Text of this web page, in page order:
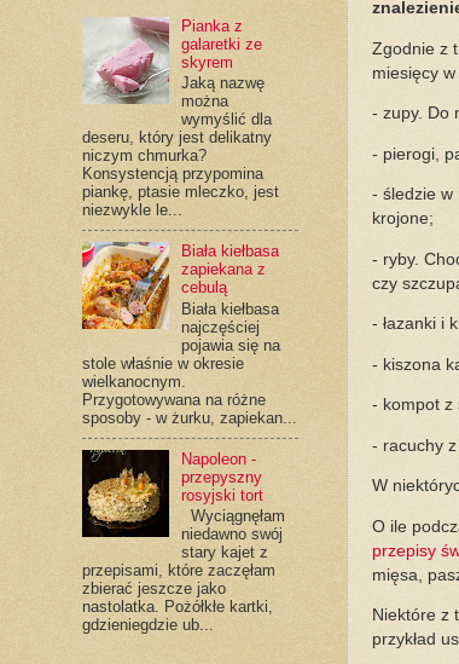
Zgodnie z
miesięcy
- zupy. Do
- pierogi,
- śledzie w
krojone;
- ryby.
czy
- łazanki i
- kiszona
- kompot z
- racuchy z
W
O ile
przepisy
mięsa,
Niektóre z
przykład
Pianka z
galaretki ze
skyrem
Jaką nazwę
można
wymyślić dla
deseru, który jest delikatny
niczym chmurka?
Konsystencją przypomina
piankę, ptasie mleczko, jest
niezwykle le...
Biała kiełbasa
zapiekana z
cebulą
Biała kiełbasa
najczęściej
pojawia się na
stole właśnie w okresie
wielkanocnym.
Przygotowywana na różne
sposoby - w żurku, zapiekan...
Napoleon -
przepyszny
rosyjski tort
Wyciągnęłam
niedawno swój
stary kajet z
przepisami, które zaczęłam
zbierać jeszcze jako
nastolatka. Pożółkłe kartki,
gdzieniegdzie ub...